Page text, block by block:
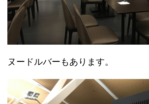
ヌードルバーもあります。